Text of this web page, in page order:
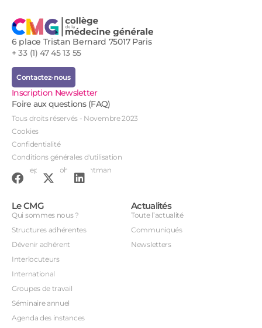
6 place Tristan Bernard 75017 Paris
+ 33 (1) 47 45 13 55
Contactez-nous
Inscription Newsletter
Foire aux questions (FAQ)
Tous droits réservés - Novembre 2023
Cookies
Confidentialité
Conditions générales d'utilisation
Conception : John Brightman
Le CMG
Qui sommes nous ?
Structures adhérentes
Dévenir adhérent
Interlocuteurs
International
Groupes de travail
Séminaire annuel
Agenda des instances
Actualités
Toute l’actualité
Communiqués
Newsletters